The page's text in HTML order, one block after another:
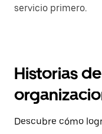
servicio primero.
Historias
Descubre cómo